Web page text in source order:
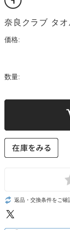
奈良クラブ タオ
価格:
数量:
返品・交換条件をご確